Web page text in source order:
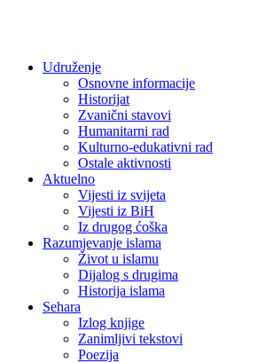
Udruženje
Osnovne informacije
Historijat
Zvanični stavovi
Humanitarni rad
Kulturno-edukativni rad
Ostale aktivnosti
Aktuelno
Vijesti iz svijeta
Vijesti iz BiH
Iz drugog ćoška
Razumjevanje islama
Život u islamu
Dijalog s drugima
Historija islama
Sehara
Izlog knjige
Zanimljivi tekstovi
Poezija